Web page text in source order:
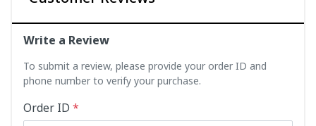
Write a Review
To submit a review, please provide your order ID and
phone number to verify your purchase.
Order ID *